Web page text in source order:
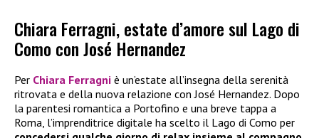
Chiara Ferragni, estate d’amore sul Lago di
Como con José Hernandez
Per Chiara Ferragni è un’estate all’insegna della serenità
ritrovata e della nuova relazione con José Hernandez. Dopo
la parentesi romantica a Portofino e una breve tappa a
Roma, l’imprenditrice digitale ha scelto il Lago di Como per